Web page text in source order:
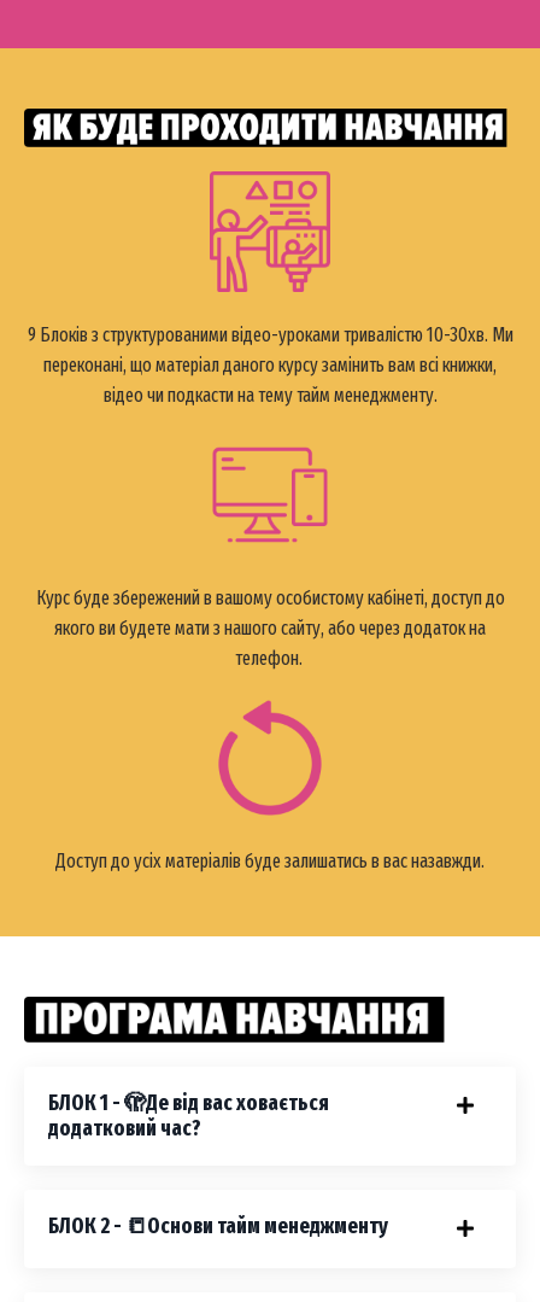
9 Блоків з структурованими відео-уроками тривалістю 10-30хв. Ми
переконані, що матеріал даного курсу замінить вам всі книжки,
відео чи подкасти на тему тайм менеджменту.
Курс будезбережений в вашому особистому кабінеті, доступ до
якого ви будете мати з нашого сайту, або через додаток на
телефон.
Доступ до усіх матеріалів буде залишатись в вас назавжди.
БЛОК 1 - 🫣Де від вас ховається
додатковий час?
БЛОК 2 - 📒Основи тайм менеджменту